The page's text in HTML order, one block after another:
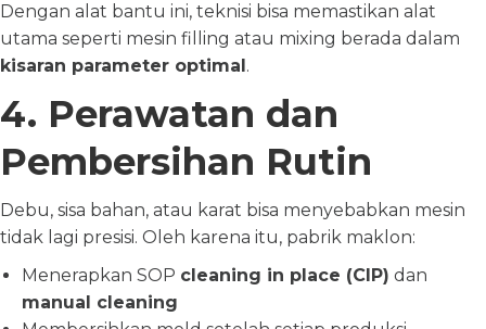
Dengan alat bantu ini, teknisi bisa memastikan alat
utama seperti mesin filling atau mixing berada dalam
kisaran parameter optimal.
4. Perawatan dan
Pembersihan Rutin
Debu, sisa bahan, atau karat bisa menyebabkan mesin
tidak lagi presisi. Oleh karena itu, pabrik maklon:
Menerapkan SOP cleaning in place (CIP) dan
manual cleaning